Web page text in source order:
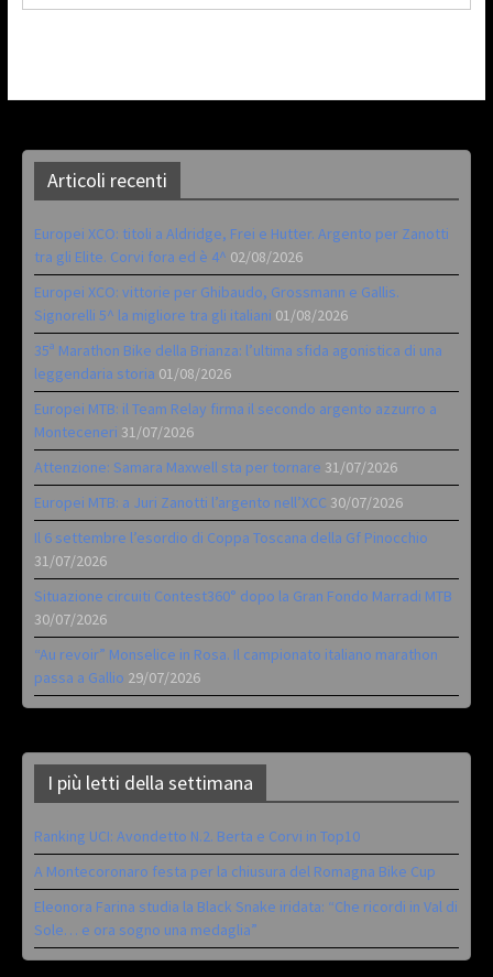
Articoli recenti
Europei XCO: titoli a Aldridge, Frei e Hutter. Argento per Zanotti
tra gli Elite. Corvi fora ed è 4^ 02/08/2026
Europei XCO: vittorie per Ghibaudo, Grossmann e Gallis.
Signorelli 5^ la migliore tra gli italiani 01/08/2026
35ª Marathon Bike della Brianza: l’ultima sfida agonistica di una
leggendaria storia 01/08/2026
Europei MTB: il Team Relay firma il secondo argento azzurro a
Monteceneri 31/07/2026
Attenzione: Samara Maxwell sta per tornare 31/07/2026
Europei MTB: a Juri Zanotti l’argento nell’XCC 30/07/2026
Il 6 settembre l’esordio di Coppa Toscana della Gf Pinocchio
31/07/2026
Situazione circuiti Contest360° dopo la Gran Fondo Marradi MTB
30/07/2026
“Au revoir” Monselice in Rosa. Il campionato italiano marathon
passa a Gallio 29/07/2026
I più letti della settimana
Ranking UCI: Avondetto N.2. Berta e Corvi in Top10
A Montecoronaro festa per la chiusura del Romagna Bike Cup
Eleonora Farina studia la Black Snake iridata: “Che ricordi in Val di
Sole… e ora sogno una medaglia”